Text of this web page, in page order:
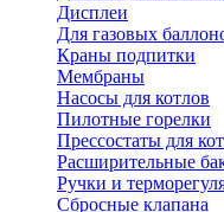
Дисплеи
Для газовых
Краны подпитки
Мембраны
Насосы для котлов
Пилотные горелки
Прессостаты для
Расширительные
Ручки и
Сбросные клапана